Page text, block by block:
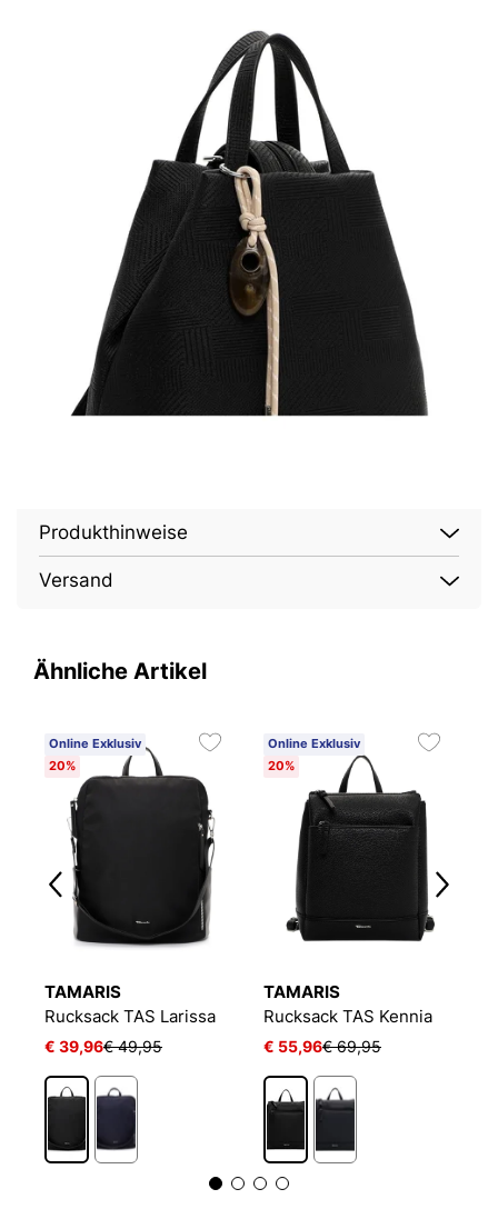
Produkthinweise
Versand
Ähnliche Artikel
Online Exklusiv
20%
TAMARIS
Rucksack TAS Larissa
€ 39,96€ 49,95
Online Exklusiv
20%
TAMARIS
Rucksack TAS Kennia
€ 55,96€ 69,95